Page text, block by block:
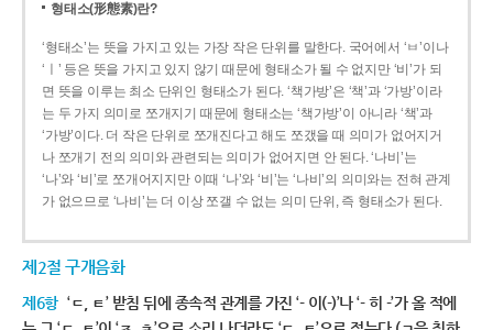
형태소(形態素)란?
‘형태소’는 뜻을 가지고 있는 가장 작은 단위를 말한다. 국어에서 ‘ㅂ’이나
‘ㅣ’ 등은 뜻을 가지고 있지 않기 때문에 형태소가 될 수 없지만 ‘비’가 되
면 뜻을 이루는 최소 단위인 형태소가 된다. ‘책가방’은 ‘책’과 ‘가방’이라
는 두 가지 의미로 쪼개지기 때문에 형태소는 ‘책가방’이 아니라 ‘책’과
‘가방’이다. 더 작은 단위로 쪼개진다고 해도 쪼갰을 때 의미가 없어지거
나 쪼개기 전의 의미와 관련되는 의미가 없어지면 안 된다. ‘나비’는
‘나’와 ‘비’로 쪼개어지지만 이때 ‘나’와 ‘비’는 ‘나비’의 의미와는 전혀 관계
가 없으므로 ‘나비’는 더 이상 쪼갤 수 없는 의미 단위, 즉 형태소가 된다.
제2절 구개음화
제6항 ‘ㄷ, ㅌ’ 받침 뒤에 종속적 관계를 가진 ‘- 이(-)’나 ‘- 히 -’가 올 적에